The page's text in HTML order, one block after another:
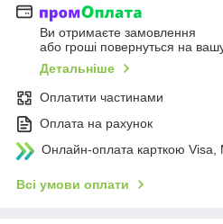
Ви отримаєте замовлення
або гроші повернуться на
Детальніше
Оплатити частинами
Оплата на рахунок
Онлайн-оплата карткою Visa,
Всі умови оплати